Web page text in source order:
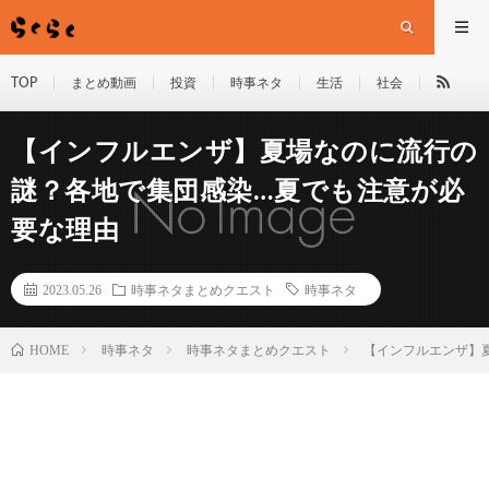
TOP まとめ動画 投資 時事ネタ 生活 社会
【インフルエンザ】夏場なのに流行の
謎？各地で集団感染…夏でも注意が必
要な理由
2023.05.26 時事ネタまとめクエスト 時事ネタ
HOME 時事ネタ 時事ネタまとめクエスト 【インフルエンザ